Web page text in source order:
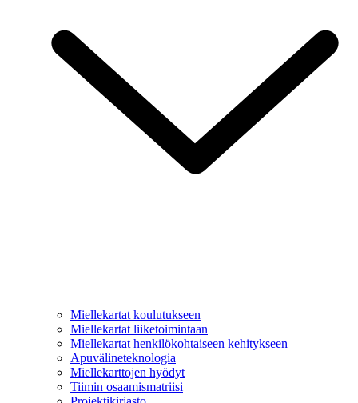
Miellekartat koulutukseen
Miellekartat liiketoimintaan
Miellekartat henkilökohtaiseen kehitykseen
Apuvälineteknologia
Miellekarttojen hyödyt
Tiimin osaamismatriisi